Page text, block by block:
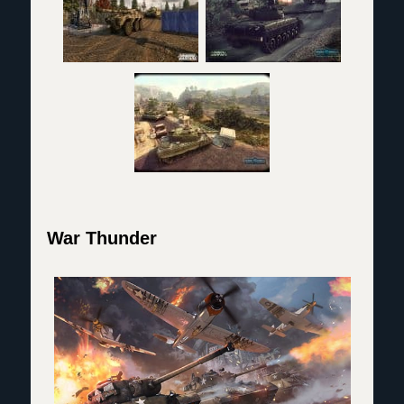
War Thunder